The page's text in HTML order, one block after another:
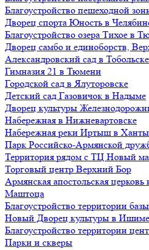
Благоустройство пешеходной
Дворец спорта Юность в
Благоустройство озера Тихое в
Дворец самбо и единоборств,
Александровский сад в Тобольске
Гимназия 21 в Тюмени
Городской сад в Ялуторовске
Детский сад Газовичок в Надыме
Дворец культуры
Набережная в Нижневартовске
Набережная реки Иртыш в
Парк Российско-Армянской
Территория рядом с ТЦ Новый
Торговый центр Верхний Бор
Армянская апостольская
Маштоца
Благоустройство территории
Нoвый Двoрeц культуры в Ишимe
Благоустройство территории
Парки и скверы